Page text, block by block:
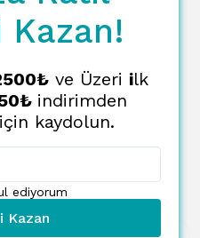
ve Üzeri ilk
indirimden
kaydolun.
ediyorum
Kazan